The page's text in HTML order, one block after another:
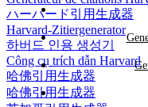
ハーバード引用生成器
Harvard-Zitiergenerator
하버드 인용 생성기
Công cụ trích dẫn Harvard
哈佛引用生成器
哈佛引用生成器